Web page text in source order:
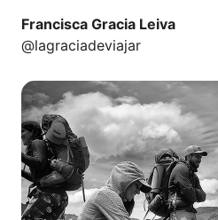
Francisca Gracia Leiva
@lagraciadeviajar